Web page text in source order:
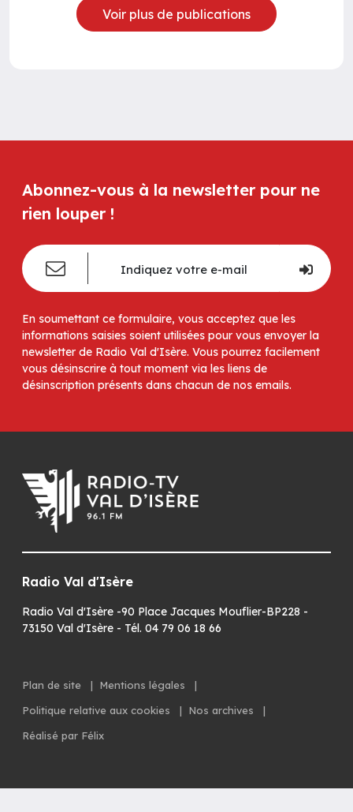
Voir plus de publications
Abonnez-vous à la newsletter pour ne
rien louper !
En soumettant ce formulaire, vous acceptez que les
informations saisies soient utilisées pour vous envoyer la
newsletter de Radio Val d'Isère. Vous pourrez facilement
vous désinscrire à tout moment via les liens de
désinscription présents dans chacun de nos emails.
Radio Val d'Isère
Radio Val d'Isère -90 Place Jacques Mouflier-BP228 -
73150 Val d'Isère - Tél. 04 79 06 18 66
Plan de site | Mentions légales
|
Politique relative aux cookies
| Nos archives
|
Réalisé par Félix